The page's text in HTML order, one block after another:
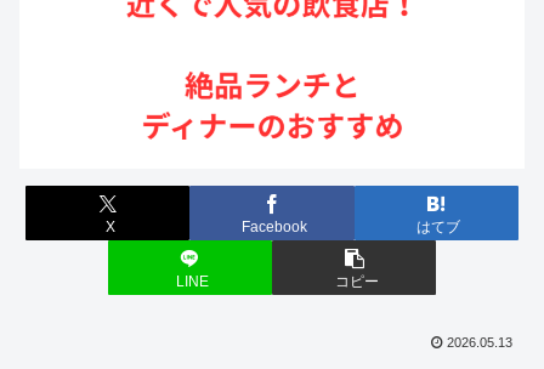
X Facebook はてブ
LINE コピー
2026.05.13